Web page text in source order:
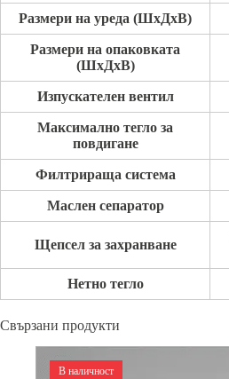
Размери на уреда (ШxДxВ)
Размери на опаковката
(ШxДxВ)
Изпускателен вентил
Максимално тегло за
повдигане
Филтрираща система
Маслен сепаратор
Щепсел за захранване
Нетно тегло
Свързани продукти
В наличност